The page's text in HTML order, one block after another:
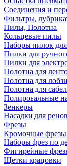
Соединения и
Фильтры,
Пилы, Полотна
Кольцевые пилы
Наборы пилок для
Пилки для
Пилки для
Полотна для
Полотна для
Полотна для
Полировальные
Зенкеры
Насадки для
Фрезы
Кромочные фрезы
Наборы фрез по
Фигирейные
Щетки крацовки